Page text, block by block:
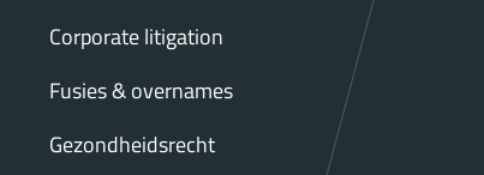
Corporate litigation
Fusies & overnames
Gezondheidsrecht